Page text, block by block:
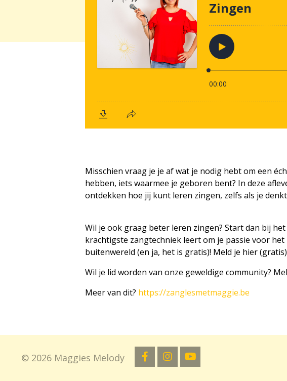
Misschien vraag je je af wat je nodig hebt om een
hebben, iets waarmee je geboren bent? In deze
ontdekken hoe jij kunt leren zingen, zelfs als je
Wil je ook graag beter leren zingen? Start dan bij
krachtigste zangtechniek leert om je passie voor
buitenwereld (en ja, het is gratis)! Meld je hier
Wil je lid worden van onze geweldige community?
Meer van dit? https://zanglesmetmaggie.be
© 2026 Maggies Melody